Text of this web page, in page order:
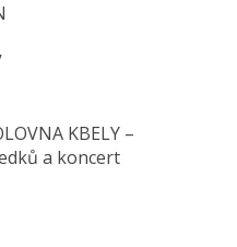
KBELY –
a koncert